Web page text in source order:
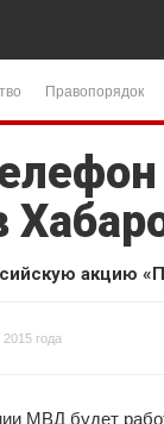
Правопорядок
акцию
года
МВД будет